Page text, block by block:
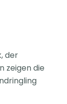
der
zeigen die